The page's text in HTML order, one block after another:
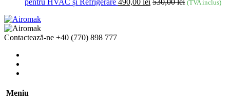
(TVA inclus)
Contactează-ne +40 (770) 898 777
Meniu